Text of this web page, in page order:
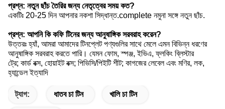
প্রশ্ন: নতুন ছাঁচ তৈরির জন্য নেতৃত্বের সময় কত?
একটিঃ 20-25 দিন আপনার নকশা সিদ্ধান্ত.complete নমুনা সঙ্গে নতুন ছাঁচ.
প্রশ্ন: আপনি কি কফি টিনের জন্য আনুষাঙ্গিক সরবরাহ করেন?
উত্তরঃ হ্যাঁ, আমরা আমাদের টিনপ্লেট পণ্যগুলির সাথে মেলে এমন বিভিন্ন ধরণের
আনুষাঙ্গিক সরবরাহ করতে পারি। যেমন ফোম, স্পঞ্জ, ইভিএ, ফ্লকিং ব্লিস্টার
ট্রে; কার্ড বক্স, হোয়াইট বক্স; পিভিসি/পিইটি শীট; কাগজের লেবেল এবং মণির, লক,
হ্যান্ডেল ইত্যাদি
ট্যাগ: ধাতব চা টিন খালি চা টিন